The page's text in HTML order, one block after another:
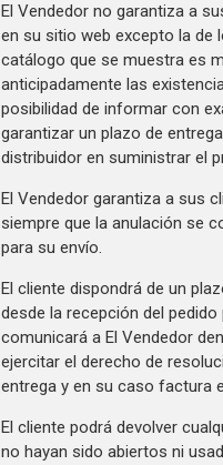
El Vendedor no garantiza a
en su sitio web excepto la de
catálogo que se muestra es
anticipadamente las
posibilidad de informar con
garantizar un plazo de
distribuidor en suministrar el
El Vendedor garantiza a sus
siempre que la anulación se
para su envío.
El cliente dispondrá de un
desde la recepción del
comunicará a El Vendedor
ejercitar el derecho de
entrega y en su caso factura
El cliente podrá devolver
no hayan sido abiertos ni